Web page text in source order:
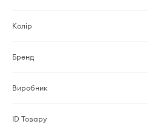
Колір
Бренд
Виробник
ID Товару